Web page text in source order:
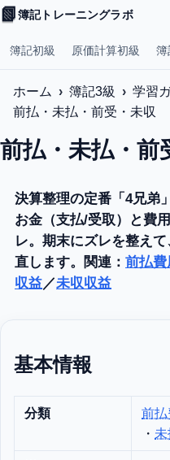
📗簿記トレーニングラボ
簿記初級 原価計算初級 簿
ホーム 簿記3級 学習
前払・未払・前受・未収
前払・未払・前
決算整理の定番「4兄弟
お金（支払/受取）
と費
レ。期末にズレを整え
直します。関連： 前払費
収益／未収収益
基本情報
分類 前払
・ 未